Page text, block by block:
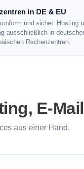
in DE & EU
und sicher. Hosting
ausschließlich in
Rechenzentren.
E-
aus einer Hand.